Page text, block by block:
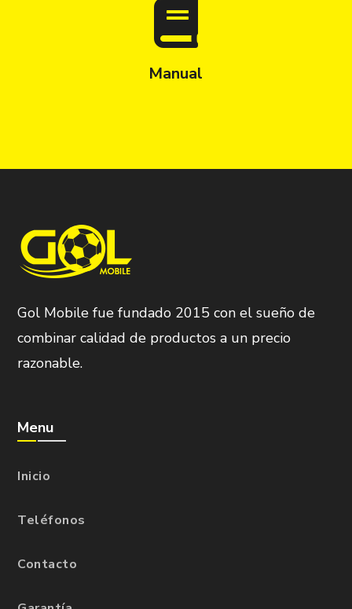
Manual
Gol Mobile fue fundado 2015 con el sueño de
combinar calidad de productos a un precio
razonable.
Menu
Inicio
Teléfonos
Contacto